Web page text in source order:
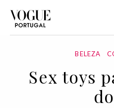
BELEZA
Sex toys